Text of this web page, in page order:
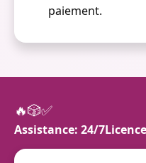
paiement.
🔥🎲✅
Assistance: 24/7